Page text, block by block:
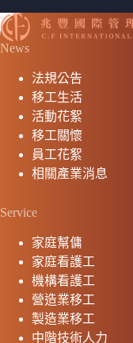
News
法規公告
移工生活
活動花絮
移工關懷
員工花絮
相關產業消息
Service
家庭幫傭
家庭看護工
機構看護工
營造業移工
製造業移工
中階技術人力